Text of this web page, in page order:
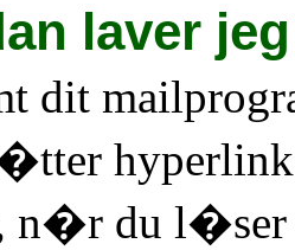
laver
dit
n�r du l�ser